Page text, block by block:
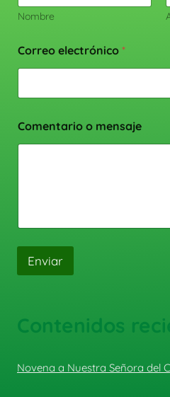
Nombre
Correo electrónico *
Comentario o mensaje
Enviar
Contenidos
Novena a Nuestra Señora del